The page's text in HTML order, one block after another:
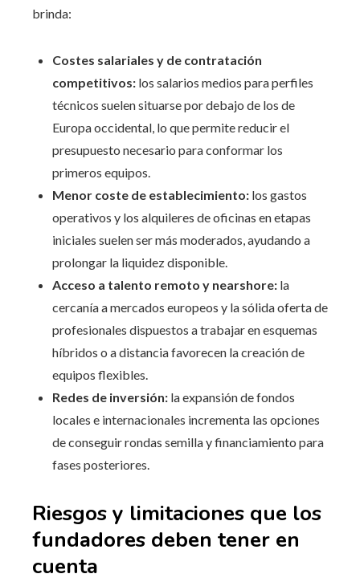
brinda:
Costes salariales y de contratación
competitivos: los salarios medios para perfiles
técnicos suelen situarse por debajo de los de
Europa occidental, lo que permite reducir el
presupuesto necesario para conformar los
primeros equipos.
Menor coste de establecimiento: los gastos
operativos y los alquileres de oficinas en etapas
iniciales suelen ser más moderados, ayudando a
prolongar la liquidez disponible.
Acceso a talento remoto y nearshore: la
cercanía a mercados europeos y la sólida oferta de
profesionales dispuestos a trabajar en esquemas
híbridos o a distancia favorecen la creación de
equipos flexibles.
Redes de inversión: la expansión de fondos
locales e internacionales incrementa las opciones
de conseguir rondas semilla y financiamiento para
fases posteriores.
Riesgos y limitaciones que los
fundadores deben tener en
cuenta